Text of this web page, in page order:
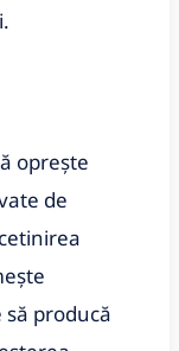
oprește
de
producă